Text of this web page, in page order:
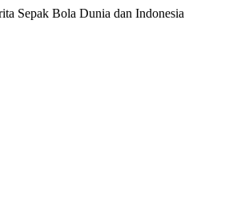
Sepak Bola Dunia dan Indonesia